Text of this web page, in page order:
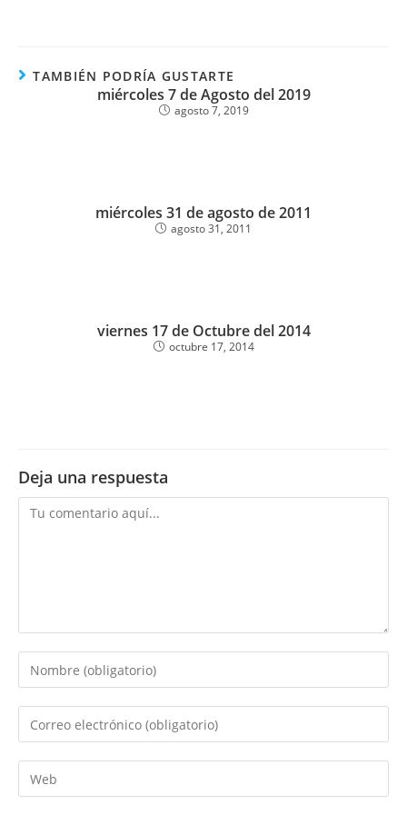
TAMBIÉN PODRÍA GUSTARTE
miércoles 7 de Agosto del 2019
agosto 7, 2019
miércoles 31 de agosto de 2011
agosto 31, 2011
viernes 17 de Octubre del 2014
octubre 17, 2014
Deja una respuesta
Comentario
Introduce
tu
nombre
de
usuario
Introduce
tu
dirección
de
Introduce
la